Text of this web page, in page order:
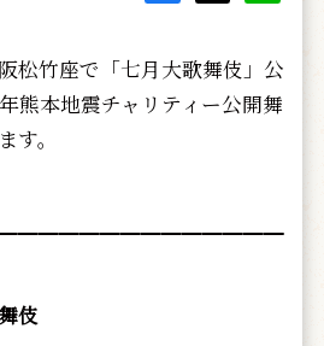
松竹座で「七月大歌舞伎」公
熊本地震チャリティー公開舞
。
伎